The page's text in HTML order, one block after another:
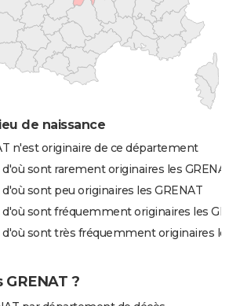
de naissance
n'est originaire de ce département
sont rarement originaires les
sont peu originaires les GRENAT
sont fréquemment originaires les
sont très fréquemment originaires
?